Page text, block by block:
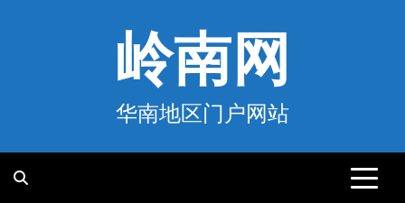
岭南网
华南地区门户网站